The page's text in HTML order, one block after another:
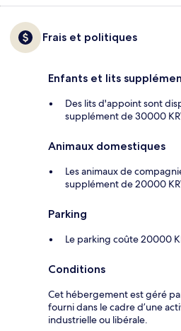
Frais et politiques
Enfants et lits
Des lits d'appoint sont
supplément de 30000
Animaux domestiques
Les animaux de
supplément de 20000
Parking
Le parking coûte 20000
Conditions
Cet hébergement est géré
fourni dans le cadre d’une
industrielle ou libérale.